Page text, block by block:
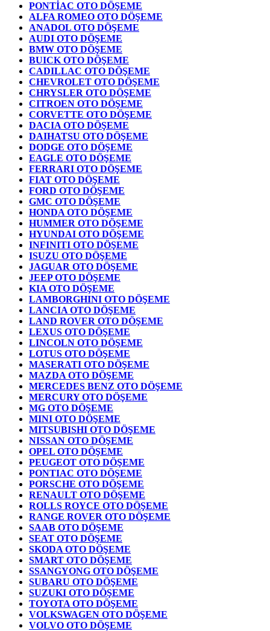
PONTİAC OTO DÖŞEME
ALFA ROMEO OTO DÖŞEME
ANADOL OTO DÖŞEME
AUDI OTO DÖŞEME
BMW OTO DÖŞEME
BUICK OTO DÖŞEME
CADILLAC OTO DÖŞEME
CHEVROLET OTO DÖŞEME
CHRYSLER OTO DÖŞEME
CITROEN OTO DÖŞEME
CORVETTE OTO DÖŞEME
DACIA OTO DÖŞEME
DAIHATSU OTO DÖŞEME
DODGE OTO DÖŞEME
EAGLE OTO DÖŞEME
FERRARI OTO DÖŞEME
FIAT OTO DÖŞEME
FORD OTO DÖŞEME
GMC OTO DÖŞEME
HONDA OTO DÖŞEME
HUMMER OTO DÖŞEME
HYUNDAI OTO DÖŞEME
INFINITI OTO DÖŞEME
ISUZU OTO DÖŞEME
JAGUAR OTO DÖŞEME
JEEP OTO DÖŞEME
KIA OTO DÖŞEME
LAMBORGHINI OTO DÖŞEME
LANCIA OTO DÖŞEME
LAND ROVER OTO DÖŞEME
LEXUS OTO DÖŞEME
LINCOLN OTO DÖŞEME
LOTUS OTO DÖŞEME
MASERATI OTO DÖŞEME
MAZDA OTO DÖŞEME
MERCEDES BENZ OTO DÖŞEME
MERCURY OTO DÖŞEME
MG OTO DÖŞEME
MINI OTO DÖŞEME
MITSUBISHI OTO DÖŞEME
NISSAN OTO DÖŞEME
OPEL OTO DÖŞEME
PEUGEOT OTO DÖŞEME
PONTIAC OTO DÖŞEME
PORSCHE OTO DÖŞEME
RENAULT OTO DÖŞEME
ROLLS ROYCE OTO DÖŞEME
RANGE ROVER OTO DÖŞEME
SAAB OTO DÖŞEME
SEAT OTO DÖŞEME
SKODA OTO DÖŞEME
SMART OTO DÖŞEME
SSANGYONG OTO DÖŞEME
SUBARU OTO DÖŞEME
SUZUKI OTO DÖŞEME
TOYOTA OTO DÖŞEME
VOLKSWAGEN OTO DÖŞEME
VOLVO OTO DÖŞEME